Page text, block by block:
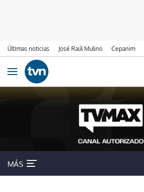
Últimas noticias José Raúl Mulino Cepanim
Ir al contenido
Obrir navegació
MÁS